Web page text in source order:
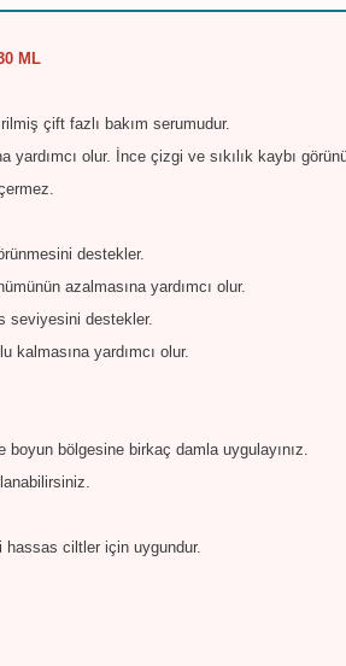
ML
çift fazlı bakım serumudur.
yardımcı olur. İnce çizgi ve sıkılık kaybı
destekler.
azalmasına yardımcı olur.
seviyesini destekler.
kalmasına yardımcı olur.
bölgesine birkaç damla uygulayınız.
hassas ciltler için uygundur.